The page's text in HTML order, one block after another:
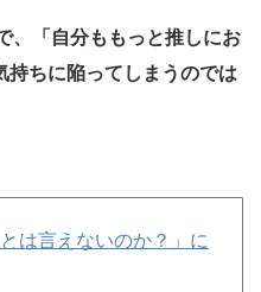
、「自分ももっと推しにお
ちに陥ってしまうのでは
は言えないのか？」に